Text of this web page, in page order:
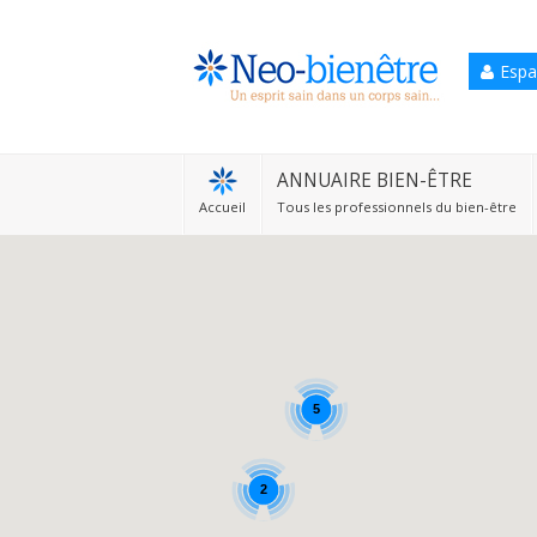
Accueil
ANNUAIRE BIEN-ÊTRE
Tous les professionnels du bien-être
5
2